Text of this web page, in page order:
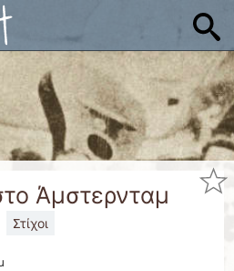
x
Άμστερνταμ
Στίχοι